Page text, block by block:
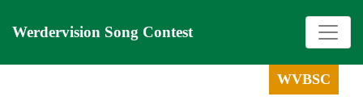
Werdervision Song Contest
WVBSC